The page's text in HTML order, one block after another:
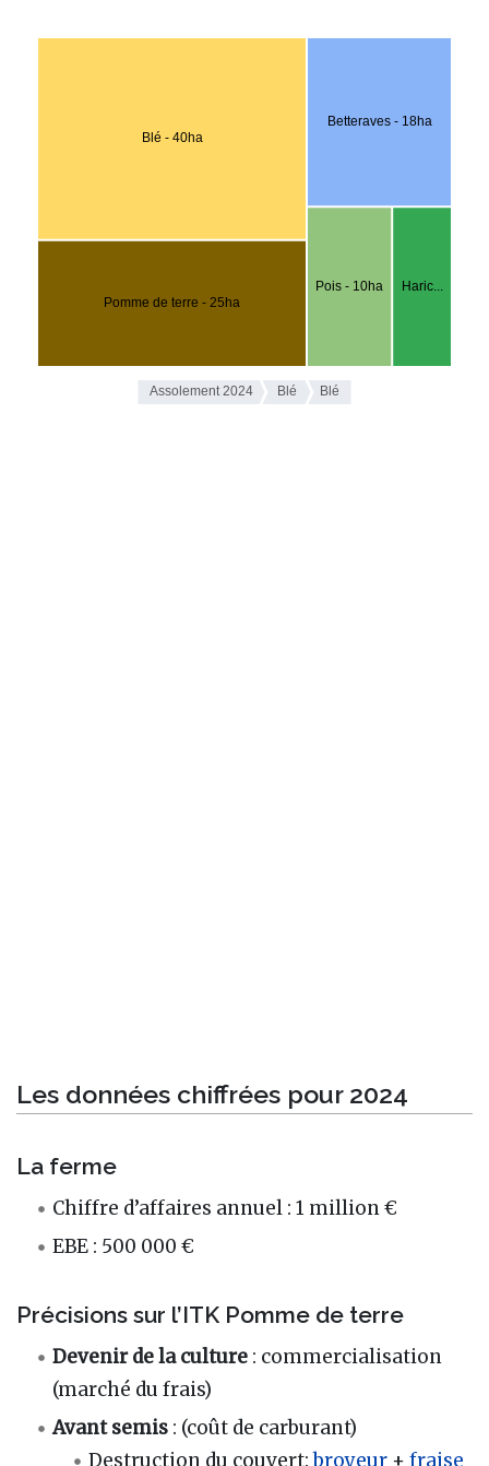
Les données chiffrées pour 2024
La ferme
Chiffre d’affaires annuel : 1 million €
EBE : 500 000 €
Précisions sur l’ITK Pomme de terre
Devenir de la culture : commercialisation
(marché du frais)
Avant semis : (coût de carburant)
Destruction du couvert:broyeur +fraise